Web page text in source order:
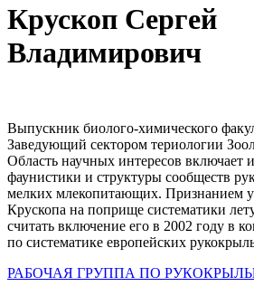
Крускоп Сергей
Владимирович
Выпускник биолого-химического
Заведующий сектором териологии
Область научных интересов включает
фаунистики и структуры сообществ
мелких млекопитающих. Признанием
Крускопа на поприще систематики
считать включение его в 2002 году в
по систематике европейских
РАБОЧАЯ ГРУППА ПО